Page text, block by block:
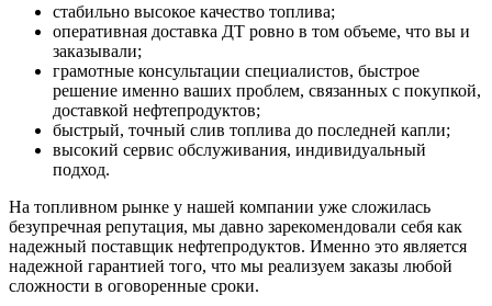
стабильно высокое качество топлива;
оперативная доставка ДТ ровно в том объеме, что вы и
заказывали;
грамотные консультации специалистов, быстрое
решение именно ваших проблем, связанных с покупкой,
доставкой нефтепродуктов;
быстрый, точный слив топлива до последней капли;
высокий сервис обслуживания, индивидуальный
подход.
На топливном рынке у нашей компании уже сложилась
безупречная репутация, мы давно зарекомендовали себя как
надежный поставщик нефтепродуктов. Именно это является
надежной гарантией того, что мы реализуем заказы любой
сложности в оговоренные сроки.